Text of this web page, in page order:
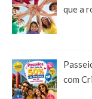
que a
com